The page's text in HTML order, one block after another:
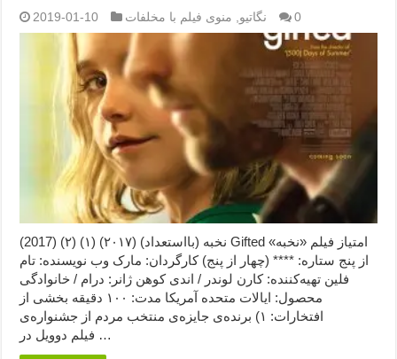
2019-01-10 نگاتیو, منوی فیلم با مخلفات 0
نخبه (بااستعداد) (۲۰۱۷) (۱) (۲) (2017) Gifted امتیاز فیلم «نخبه»
از پنج ستاره: **** (چهار از پنج) کارگردان: مارک وب نویسنده: تام
فلین تهیه‌کننده: کارن لوندر / اندی کوهن ژانر: درام / خانوادگی
محصول: ایالات متحده آمریکا مدت: ۱۰۰ دقیقه بخشی از
افتخارات: ۱) برنده‌ی جایزه‌ی منتخب مردم از جشنواره‌ی
فیلم دوویل در …